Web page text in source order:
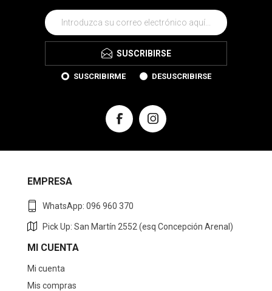
SUSCRIBIRSE
SUSCRIBIRME DESUSCRIBIRSE
EMPRESA
WhatsApp: 096 960 370
Pick Up: San Martín 2552 (esq Concepción Arenal)
MI CUENTA
Mi cuenta
Mis compras